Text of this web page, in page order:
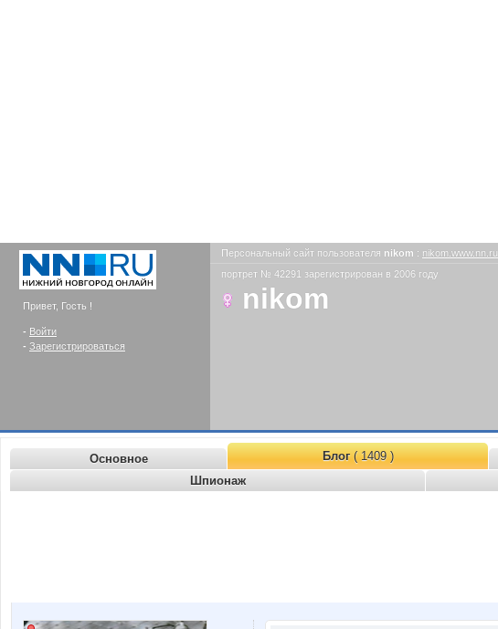
Привет, Гость !
- Войти
- Зарегистрироваться
Персональный сайт пользователя nikom : nikom.www.nn.ru
портрет № 42291 зарегистрирован в 2006 году
nikom
Основное Блог( 1409 )
Шпионаж